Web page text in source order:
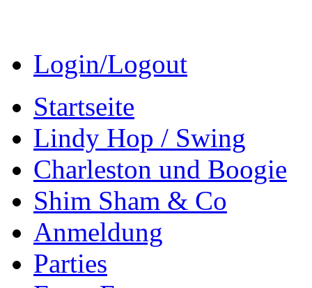
Login/Logout
Startseite
Lindy Hop / Swing
Charleston und Boogie
Shim Sham & Co
Anmeldung
Parties